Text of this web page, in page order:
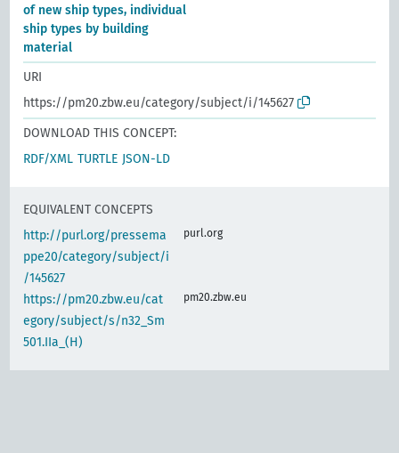
of new ship types, individual
ship types by building
material
URI
https://pm20.zbw.eu/category/subject/i/145627
DOWNLOAD THIS CONCEPT:
RDF/XML TURTLE JSON-LD
EQUIVALENT CONCEPTS
http://purl.org/pressema
ppe20/category/subject/i
/145627
purl.org
https://pm20.zbw.eu/cat
egory/subject/s/n32_Sm
501.IIa_(H)
pm20.zbw.eu